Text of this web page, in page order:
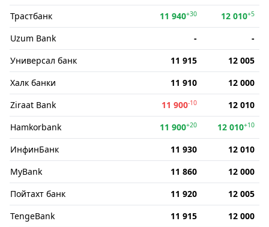
Трастбанк 11 940+30 12 010+5
Uzum Bank -
-
Универсал банк
11 915
12 005
Халк банки
11 910
12 000
Ziraat Bank
11 900-10
12 010
Hamkorbank
11 900+20 12 010+10
ИнфинБанк 11 930
12 010
MyBank
11 860
12 000
Пойтахт банк
11 920
12 005
TengeBank
11 915
12 000